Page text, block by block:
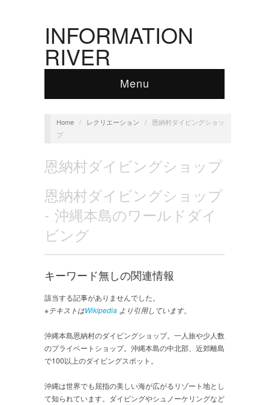
INFORMATION
RIVER
Menu
Home / レクリエーション /
恩納村ダイビングショッ
プ
恩納村ダイビングショップ
恩納村ダイビングショップ
- 沖縄本島のワールドダイ
ビング
キーワード無しの関連情報
該当する記事がありませんでした。
※テキストはWikipedia より引用しています。
沖縄本島恩納村のダイビングショップ。一人旅や少人数
のプライベートショップ。沖縄本島の中北部、近郊離島
で100以上のダイビングスポット。
沖縄は世界でも屈指の美しい海が広がるリゾート地とし
て知られています。ダイビングやシュノーケリングなど